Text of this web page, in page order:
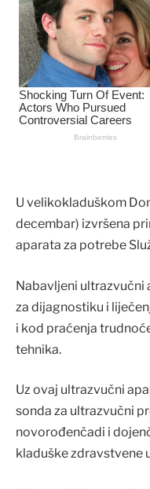
U velikokladuškom
decembar) izvršena
aparata za potrebe
Nabavljeni ultrazvučni
za dijagnostiku i
i kod praćenja
tehnika.
Uz ovaj ultrazvučni
sonda za ultrazvučni
novorođenčadi i
kladuške zdravstvene